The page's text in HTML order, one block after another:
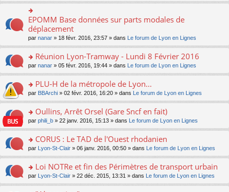
c
nt
pl
u
s
ré
e
n
lu
le
pl
u
s
ré
e
e
n
o
n
pl
u
s
ré
e
s
s
a
g
e
n
o
lu
le
pl
u
s
c
e
nt
s
ult
er
le
m
e
s
a
e
n
o
lu
le
pl
u
s
e
nt
o
n
ult
er
le
m
e
s
a
g
e
n
lu
le
pl
u
ré
c
EPOMM Base données sur parts modales de
déplacement
par nanar » 18 févr. 2016, 23:57 » dans Le forum de Lyon en Lignes
o
n
ult
er
le
m
e
a
g
e
n
n
Réunion Lyon-Tramway - Lundi 8 Février 2016
par nanar » 05 févr. 2016, 19:44 » dans Le forum de Lyon en Lignes
o
n
ult
er
le
m
e
a
g
e
PLU-H de la métropole de Lyon...
par BBArchi » 02 févr. 2016, 16:20 » dans Le forum de Lyon en Lignes
o
n
ult
er
le
m
e
Oullins, Arrêt Orsel (Gare Sncf en fait)
par phili_b » 22 janv. 2016, 15:13 » dans Le forum de Lyon en Lignes
o
n
ult
er
le
CORUS : Le TAD de l'Ouest rhodanien
par Lyon-St-Clair » 06 janv. 2016, 00:50 » dans Le forum de Lyon en Lignes
o
n
Loi NOTRe et fin des Périmètres de transport urbain
par Lyon-St-Clair » 22 déc. 2015, 13:31 » dans Le forum de Lyon en Lignes